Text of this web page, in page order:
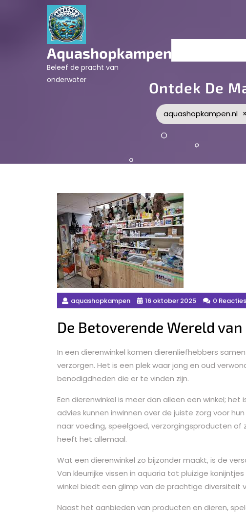
Aquashopkampen.nl
Beleef de pracht van
onderwater
Ontdek De
aquashopkampen.nl
aquashopkampen 16 oktober 2025 0 Reacties
De Betoverende Wereld
In een dierenwinkel komen dierenliefhebbers
verzorgen. Het is een plek waar jong en oud
benodigdheden die er te vinden zijn.
Een dierenwinkel is meer dan alleen een winkel;
advies kunnen inwinnen over de juiste zorg voor
naar voeding, speelgoed, verzorgingsproducten of
heeft het allemaal.
Wat een dierenwinkel zo bijzonder maakt, is de
Van kleurrijke vissen in aquaria tot pluizige
winkel biedt een glimp van de prachtige diversiteit
Naast het aanbieden van producten en dieren,